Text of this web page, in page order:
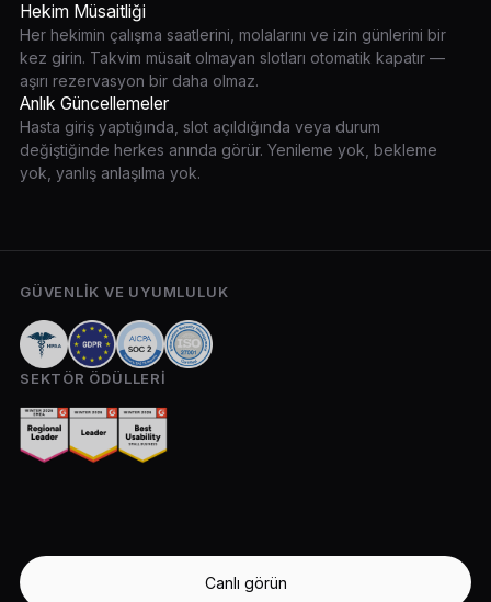
Hekim Müsaitliği
Her hekimin çalışma saatlerini, molalarını ve izin günlerini bir
kez girin. Takvim müsait olmayan slotları otomatik kapatır —
aşırı rezervasyon bir daha olmaz.
Anlık Güncellemeler
Hasta giriş yaptığında, slot açıldığında veya durum
değiştiğinde herkes anında görür. Yenileme yok, bekleme
yok, yanlış anlaşılma yok.
GÜVENLIK VE UYUMLULUK
SEKTÖR ÖDÜLLERI
Canlı görün